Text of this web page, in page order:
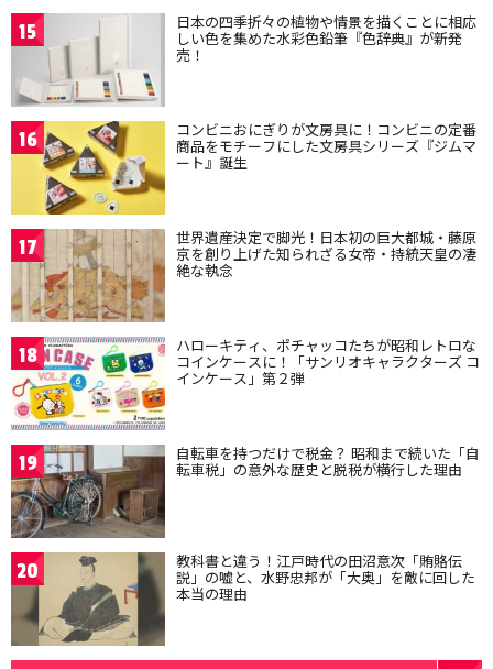
15 日本の四季折々の植物や情景を描くことに相応
しい色を集めた水彩色鉛筆『色辞典』が新発
売！
16 コンビニおにぎりが文房具に！コンビニの定番
商品をモチーフにした文房具シリーズ『ジムマ
ート』誕生
17 世界遺産決定で脚光！日本初の巨大都城・藤原
京を創り上げた知られざる女帝・持統天皇の凄
絶な執念
18 ハローキティ、ポチャッコたちが昭和レトロな
コインケースに！「サンリオキャラクターズ コ
インケース」第２弾
19 自転車を持つだけで税金？ 昭和まで続いた「自
転車税」の意外な歴史と脱税が横行した理由
20 教科書と違う！江戸時代の田沼意次「賄賂伝
説」の嘘と、水野忠邦が「大奥」を敵に回した
本当の理由